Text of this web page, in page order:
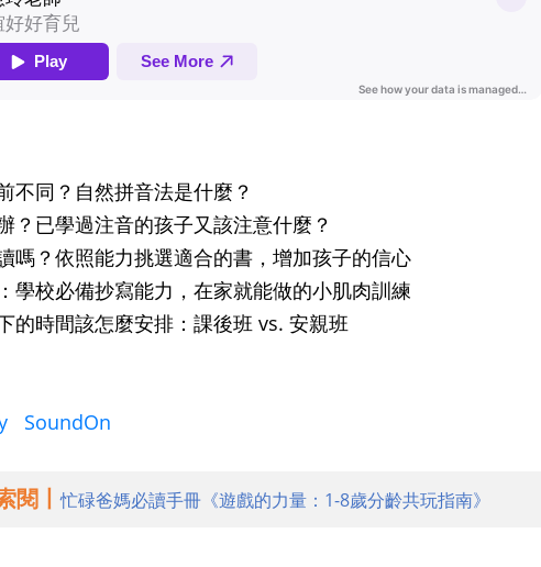
不同？自然拼音法是什麼？
？已學過注音的孩子又該注意什麼？
嗎？依照能力挑選適合的書，增加孩子的信心
學校必備抄寫能力，在家就能做的小肌肉訓練
的時間該怎麼安排：課後班 vs. 安親班
SoundOn
閱丨忙碌爸媽必讀手冊《遊戲的力量：1-8歲分齡共玩指南》